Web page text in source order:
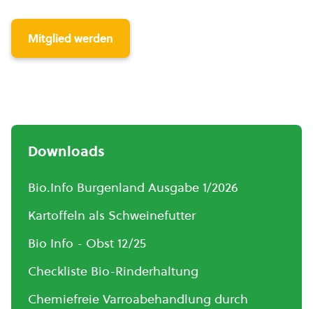
Mitglied werden
Downloads
Bio.Info Burgenland Ausgabe 1/2026
Kartoffeln als Schweinefutter
Bio Info - Obst 12/25
Checkliste Bio-Rinderhaltung
Chemiefreie Varroabehandlung durch